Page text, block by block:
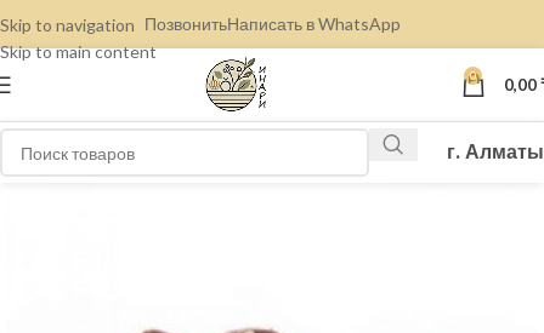
Skip to navigation
Skip to main content
ПозвонитьНаписать в WhatsApp
0 0,00
г. Алматы